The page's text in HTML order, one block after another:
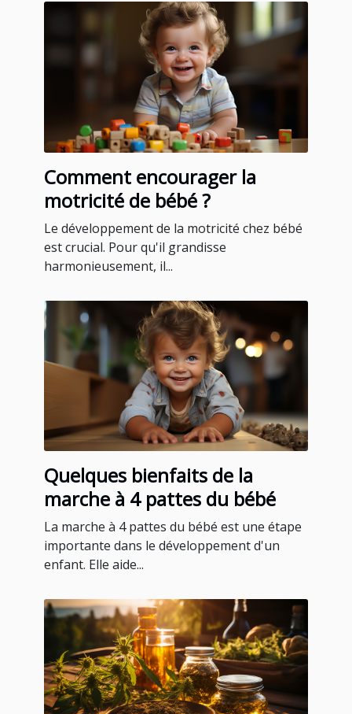
Comment encourager la
motricité de bébé ?
Le développement de la motricité chez bébé
est crucial. Pour qu'il grandisse
harmonieusement, il...
Quelques bienfaits de la
marche à 4 pattes du bébé
La marche à 4 pattes du bébé est une étape
importante dans le développement d'un
enfant. Elle aide...